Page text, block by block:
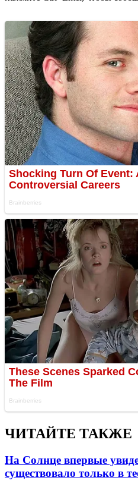
ЧИТАЙТЕ ТАКЖЕ
На Солнце впервые
существовало только в